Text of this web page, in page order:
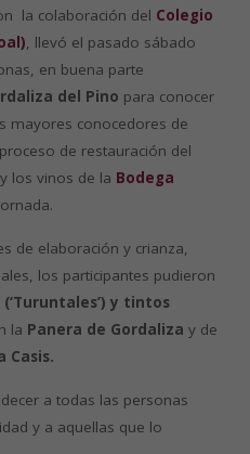
la colaboración del Colegio
, llevó el pasado sábado
en buena parte
del Pino para conocer
mayores conocedores de
de restauración del
y los vinos de la Bodega
de elaboración y crianza,
los participantes pudieron
y tintos
la Panera de Gordaliza y de
Casis.
a todas las personas
y a aquellas que lo